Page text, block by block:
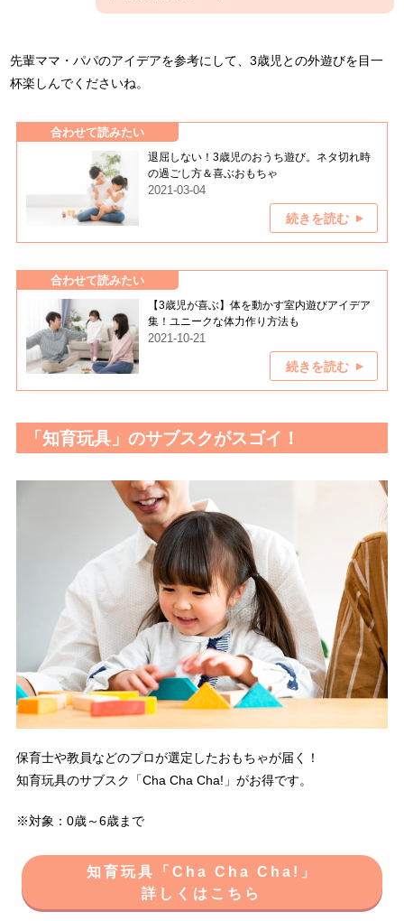
先輩ママ・パパのアイデアを参考にして、3歳児との外遊びを目一
杯楽しんでくださいね。
合わせて読みたい
退屈しない！3歳児のおうち遊び。ネタ切れ時
の過ごし方＆喜ぶおもちゃ
2021-03-04
続きを読む
合わせて読みたい
【3歳児が喜ぶ】体を動かす室内遊びアイデア
集！ユニークな体力作り方法も
2021-10-21
続きを読む
「知育玩具」のサブスクがスゴイ！
保育士や教員などのプロが選定したおもちゃが届く！
知育玩具のサブスク「Cha Cha Cha!」がお得です。
※対象：0歳～6歳まで
知育玩具「Cha Cha Cha!」
詳しくはこちら